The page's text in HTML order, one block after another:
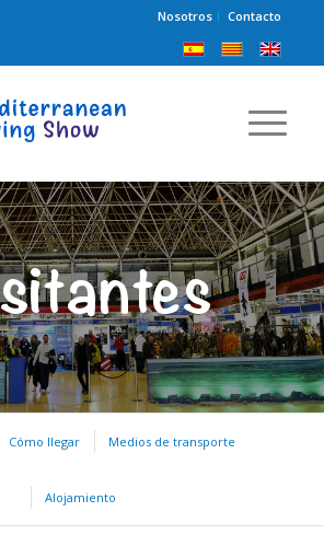
Nosotros Contacto
Cómo llegar Medios de transporte
Alojamiento